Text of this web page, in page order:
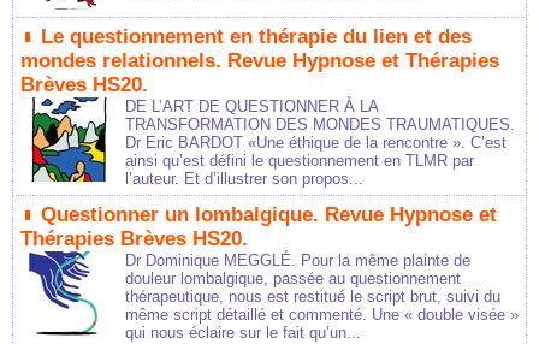
Le questionnement en thérapie du lien et des
mondes relationnels. Revue Hypnose et Thérapies
Brèves HS20.
DE L’ART DE QUESTIONNER À LA
TRANSFORMATION DES MONDES TRAUMATIQUES.
Dr Eric BARDOT «Une éthique de la rencontre ». C’est
ainsi qu’est défini le questionnement en TLMR par
l’auteur. Et d’illustrer son propos...
Questionner un lombalgique. Revue Hypnose et
Thérapies Brèves HS20.
Dr Dominique MEGGLÉ. Pour la même plainte de
douleur lombalgique, passée au questionnement
thérapeutique, nous est restitué le script brut, suivi du
même script détaillé et commenté. Une « double visée »
qui nous éclaire sur le fait qu’un...